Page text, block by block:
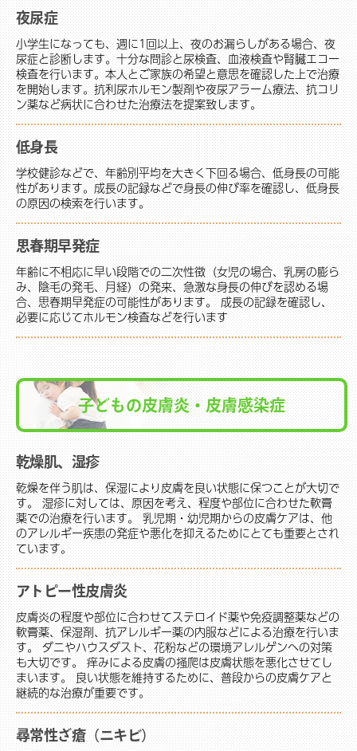
夜尿症
小学生になっても、週に1回以上、夜のお漏らしがある場合、夜
尿症と診断します。十分な問診と尿検査、血液検査や腎臓エコー
検査を行います。本人とご家族の希望と意思を確認した上で治療
を開始します。抗利尿ホルモン製剤や夜尿アラーム療法、抗コリ
ン薬など病状に合わせた治療法を提案致します。
低身長
学校健診などで、年齢別平均を大きく下回る場合、低身長の可能
性があります。成長の記録などで身長の伸び率を確認し、低身長
の原因の検索を行います。
思春期早発症
年齢に不相応に早い段階での二次性徴（女児の場合、乳房の膨ら
み、陰毛の発毛、月経）の発来、急激な身長の伸びを認める場
合、思春期早発症の可能性があります。 成長の記録を確認し、
必要に応じてホルモン検査などを行います
子どもの皮膚炎・皮膚感染症
乾燥肌、湿疹
乾燥を伴う肌は、保湿により皮膚を良い状態に保つことが大切で
す。 湿疹に対しては、原因を考え、程度や部位に合わせた軟膏
薬での治療を行います。 乳児期・幼児期からの皮膚ケアは、他
のアレルギー疾患の発症や悪化を抑えるためにとても重要とされ
ています。
アトピー性皮膚炎
皮膚炎の程度や部位に合わせてステロイド薬や免疫調整薬などの
軟膏薬、保湿剤、抗アレルギー薬の内服などによる治療を行いま
す。 ダニやハウスダスト、花粉などの環境アレルゲンへの対策
も大切です。 痒みによる皮膚の掻爬は皮膚状態を悪化させてし
まいます。 良い状態を維持するために、普段からの皮膚ケアと
継続的な治療が重要です。
尋常性ざ瘡（ニキビ）